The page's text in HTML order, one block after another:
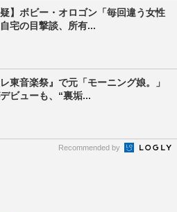
疑】ボビー・オロゴン「毎回違う女性
宅の目撃談、所有...
東音楽祭』で元「モーニング娘。」
ビューも、“裏垢...
Recommended by